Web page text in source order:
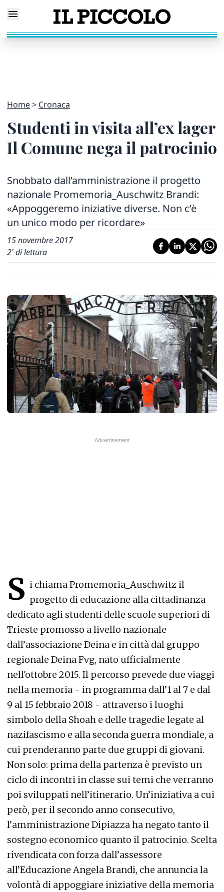
Home Cronaca
Studenti in visita all’ex lager
Il Comune nega il patrocinio
Snobbato dall’amministrazione il progetto
nazionale Promemoria_Auschwitz Brandi:
«Appoggeremo iniziative diverse. Non c’è
un unico modo per ricordare»
15 novembre 2017
2' di lettura
S i chiama Promemoria_Auschwitz il
progetto di educazione alla cittadinanza
dedicato agli studenti delle scuole superiori di
Trieste promosso a livello nazionale
dall’associazione Deina e in città dal gruppo
regionale Deina Fvg, nato ufficialmente
nell'ottobre 2015. Il percorso prevede due viaggi
nella memoria - in programma dall’1 al 7 e dal
9 al 15 febbraio 2018 - attraverso i luoghi
simbolo della Shoah e delle tragedie legate al
nazifascismo e alla seconda guerra mondiale, a
cui prenderanno parte due gruppi di giovani.
Non solo: prima della partenza è previsto un
ciclo di incontri in classe sui temi che verranno
poi sviluppati nell’itinerario. Un’iniziativa a cui
però, per il secondo anno consecutivo,
l’amministrazione Dipiazza ha negato tanto il
sostegno economico quanto il patrocinio. Scelta
rivendicata con forza dall’assessore
all’Educazione Angela Brandi, che annuncia la
volontà di appoggiare iniziative della memoria